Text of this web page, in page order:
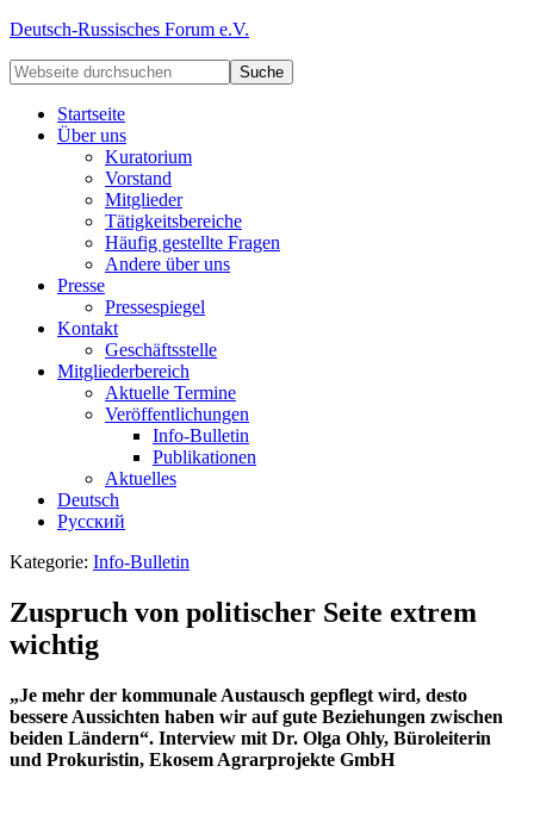
Deutsch-Russisches Forum e.V.
Startseite
Über uns
Kuratorium
Vorstand
Mitglieder
Tätigkeitsbereiche
Häufig gestellte Fragen
Andere über uns
Presse
Pressespiegel
Kontakt
Geschäftsstelle
Mitgliederbereich
Aktuelle Termine
Veröffentlichungen
Info-Bulletin
Publikationen
Aktuelles
Deutsch
Русский
Kategorie: Info-Bulletin
Zuspruch von politischer Seite extrem
wichtig
„Je mehr der kommunale Austausch gepflegt wird, desto
bessere Aussichten haben wir auf gute Beziehungen zwischen
beiden Ländern“. Interview mit Dr. Olga Ohly, Büroleiterin
und Prokuristin, Ekosem Agrarprojekte GmbH